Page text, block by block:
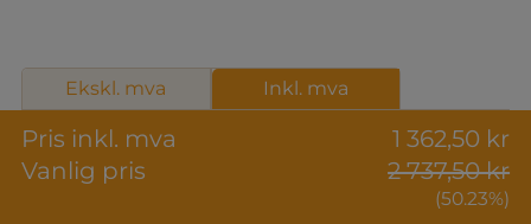
Pris inkl. mva
1 362,50 kr
Vanlig pris
2 737,50 kr
(50.23%)
Ekskl. mva Inkl. mva